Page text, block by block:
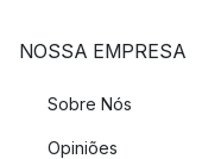
NOSSA EMPRESA
Sobre Nós
Opiniões